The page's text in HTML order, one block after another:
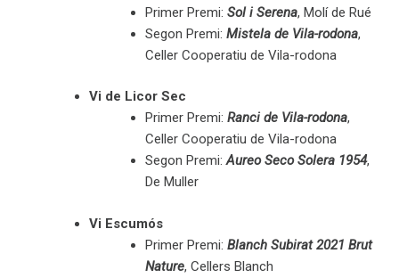
Primer Premi: Sol i Serena, Molí de Rué
Segon Premi: Mistela de Vila-rodona,
Celler Cooperatiu de Vila-rodona
Vi de Licor Sec
Primer Premi: Ranci de Vila-rodona,
Celler Cooperatiu de Vila-rodona
Segon Premi:Aureo Seco Solera 1954,
De Muller
Vi Escumós
Primer Premi: Blanch Subirat 2021 Brut
Nature, Cellers Blanch